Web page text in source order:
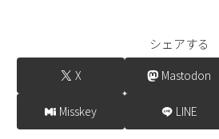
シェアする
X Mastodon
Misskey LINE